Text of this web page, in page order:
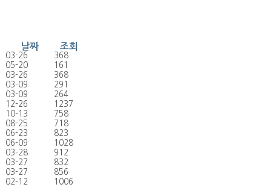
날짜 조회
03-26
368
05-20
161
03-26
368
03-09
291
03-09
264
12-26
1237
10-13
758
08-25
718
06-23
823
06-09
1028
03-28
912
03-27
832
03-27
856
02-12
1006